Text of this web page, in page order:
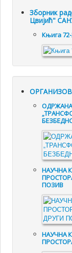
Зборник
Цвијић"
Књига
НАУЧНА
ПОЗИВ
НАУЧНА